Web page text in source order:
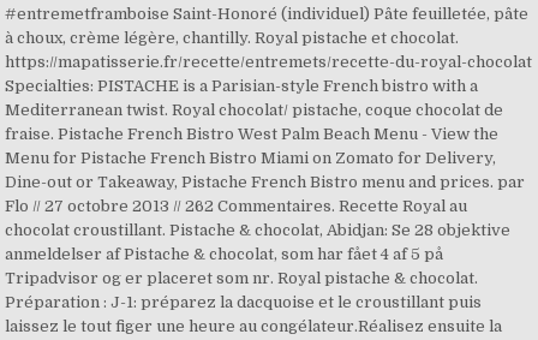
#entremetframboise Saint-Honoré (individuel) Pâte feuilletée, pâte
à choux, crème légère, chantilly. Royal pistache et chocolat.
https://mapatisserie.fr/recette/entremets/recette-du-royal-chocolat
Specialties: PISTACHE is a Parisian-style French bistro with a
Mediterranean twist. Royal chocolat/ pistache, coque chocolat de
fraise. Pistache French Bistro West Palm Beach Menu - View the
Menu for Pistache French Bistro Miami on Zomato for Delivery,
Dine-out or Takeaway, Pistache French Bistro menu and prices. par
Flo // 27 octobre 2013 // 262 Commentaires. Recette Royal au
chocolat croustillant. Pistache & chocolat, Abidjan: Se 28 objektive
anmeldelser af Pistache & chocolat, som har fået 4 af 5 på
Tripadvisor og er placeret som nr. Royal pistache & chocolat.
Préparation : J-1: préparez la dacquoise et le croustillant puis
laissez le tout figer une heure au congélateur.Réalisez ensuite la